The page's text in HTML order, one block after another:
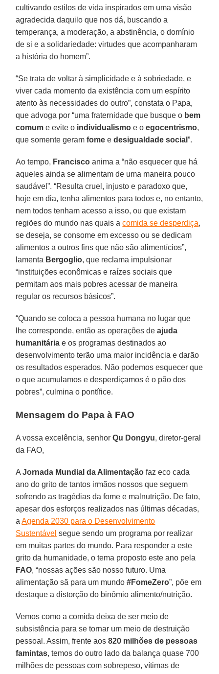
cultivando estilos de vida inspirados em uma visão
agradecida daquilo que nos dá, buscando a
temperança, a moderação, a abstinência, o domínio
de si e a solidariedade: virtudes que acompanharam
a história do homem”.
“Se trata de voltar à simplicidade e à sobriedade, e
viver cada momento da existência com um espírito
atento às necessidades do outro”, constata o Papa,
que advoga por “uma fraternidade que busque o bem
comum e evite o individualismo e oegocentrismo,
que somente geramfome edesigualdade social”.
Ao tempo, Francisco anima a “não esquecer que há
aqueles ainda se alimentam de uma maneira pouco
saudável”. “Resulta cruel, injusto e paradoxo que,
hoje em dia, tenha alimentos para todos e, no entanto,
nem todos tenham acesso a isso, ou que existam
regiões do mundo nas quais acomida se desperdiça,
se deseja, se consome em excesso ou se dedicam
alimentos a outros fins que não são alimentícios”,
lamenta Bergoglio, que reclama impulsionar
“instituições econômicas e raízes sociais que
permitam aos mais pobres acessar de maneira
regular os recursos básicos”.
“Quando se coloca a pessoa humana no lugar que
lhe corresponde, então as operações deajuda
humanitária e os programas destinados ao
desenvolvimento terão uma maior incidência e darão
os resultados esperados. Não podemos esquecer que
o que acumulamos e desperdiçamos é o pão dos
pobres”, culmina o pontífice.
Mensagem do Papa à FAO
A vossa excelência, senhorQu Dongyu, diretor-geral
da FAO,
AJornada Mundial da Alimentação faz eco cada
ano do grito de tantos irmãos nossos que seguem
sofrendo as tragédias da fome e malnutrição. De fato,
apesar dos esforços realizados nas últimas décadas,
aAgenda 2030 para o Desenvolvimento
Sustentável segue sendo um programa por realizar
em muitas partes do mundo. Para responder a este
grito da humanidade, o tema proposto este ano pela
FAO, “nossas ações são nosso futuro. Uma
alimentação sã para um mundo#FomeZero”, põe em
destaque a distorção do binômio alimento/nutrição.
Vemos como a comida deixa de ser meio de
subsistência para se tornar um meio de destruição
pessoal. Assim, frente aos820 milhões de pessoas
famintas, temos do outro lado da balança quase 700
milhões de pessoas com sobrepeso, vítimas de